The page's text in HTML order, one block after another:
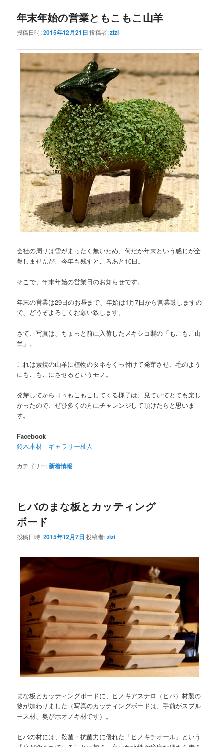
年末年始の営業ともこもこ山羊
投稿日時:2015年12月21日 投稿者:zizi
会社の周りは雪がまったく無いため、何だか年末という感じが全
然しませんが、今年も残すところあと10日。
そこで、年末年始の営業日のお知らせです。
年末の営業は29日のお昼まで、年始は1月7日から営業致しますの
で、どうぞよろしくお願い致します。
さて、写真は、ちょっと前に入荷したメキシコ製の「もこもこ山
羊」。
これは素焼の山羊に植物のタネをくっ付けて発芽させ、毛のよう
にもこもこにさせるというモノ。
発芽してから日々もこもこしてくる様子は、見ていてとても楽し
かったので、ぜひ多くの方にチャレンジして頂けたらと思いま
す。
Facebook
鈴木木材 ギャラリー杣人
カテゴリー:新着情報
ヒバのまな板とカッティング
ボード
投稿日時:2015年12月7日 投稿者:zizi
まな板とカッティングボードに、ヒノキアスナロ（ヒバ）材製の
物が加わりました（写真のカッティングボードは、手前がスプル
ース材、奥がホオノキ材です）。
ヒバの材には、殺菌・抗菌力に優れた「ヒノキチオール」という